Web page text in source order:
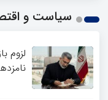
2
سیاست و
لزوم